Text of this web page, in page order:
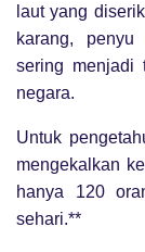
laut yang
karang,
sering menjadi
negara.
Untuk
mengekalkan
hanya 120
sehari.**